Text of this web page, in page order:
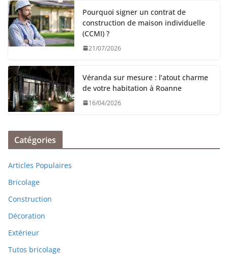
Pourquoi signer un contrat de
construction de maison individuelle
(CCMI) ?
21/07/2026
Véranda sur mesure : l’atout charme
de votre habitation à Roanne
16/04/2026
Catégories
Articles Populaires
Bricolage
Construction
Décoration
Extérieur
Tutos bricolage